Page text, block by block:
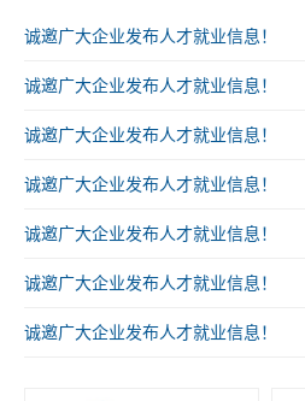
诚邀广大企业发布人才就业信息！
诚邀广大企业发布人才就业信息！
诚邀广大企业发布人才就业信息！
诚邀广大企业发布人才就业信息！
诚邀广大企业发布人才就业信息！
诚邀广大企业发布人才就业信息！
诚邀广大企业发布人才就业信息！